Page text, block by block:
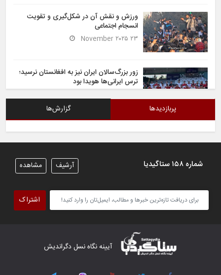
ورزش و نقش آن در شکل‌گیری و تقویت
انسجام اجتماعی
۲۳ November ۲۰۲۵
زور بزرگ‌سالان ایران نیز به افغانستان نرسید؛
ترس ایرانی‌ها هویدا بود
پیروزی قاطع در برابر تاجیکستان محکم
برداشت
کار دشوار تیم ملی فوتسال افغانستان در
گروه مرگ بازی‌های همبستگی کشورهای
اسلامی
پربازدیدها گزارش‌ها
شماره ۱۵۸ ستاگیدیا مشاهده آرشیف
اشتراک
آیینه نگاه نسل دگراندیش